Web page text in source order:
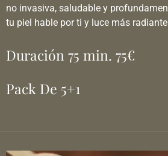
no invasiva, saludable y
tu piel hable por ti y luce más
Duración 75 min. 75€
Pack De 5+1